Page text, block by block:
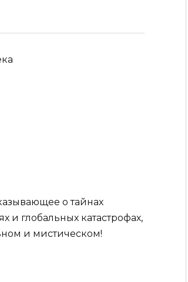
о тайнах
и глобальных катастрофах,
и мистическом!